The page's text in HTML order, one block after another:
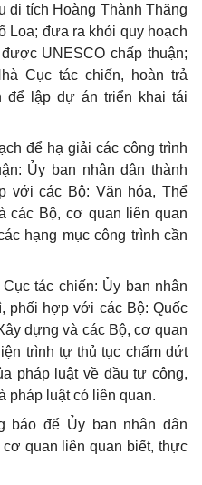
di tích Hoàng Thành Thăng
Loa; đưa ra khỏi quy hoạch
UNESCO chấp thuận;
Cục tác chiến, hoàn trả
để lập dự án triển khai tái
để hạ giải các công trình
Ủy ban nhân dân thành
với các Bộ: Văn hóa, Thể
các Bộ, cơ quan liên quan
hạng mục công trình cần
tác chiến: Ủy ban nhân
phối hợp với các Bộ: Quốc
dựng và các Bộ, cơ quan
trình tự thủ tục chấm dứt
pháp luật về đầu tư công,
pháp luật có liên quan.
báo để Ủy ban nhân dân
quan liên quan biết, thực